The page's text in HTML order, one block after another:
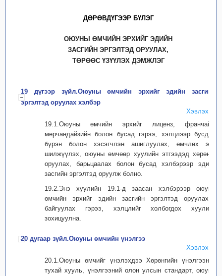
ДӨРӨВДҮГЭЭР БҮЛЭГ
ОЮУНЫ ӨМЧИЙН ЭРХИЙГ ЭДИЙН
ЗАСГИЙН ЭРГЭЛТЭД ОРУУЛАХ,
ТӨРӨӨС ҮЗҮҮЛЭХ ДЭМЖЛЭГ
19 дүгээр зүйл.Оюуны өмчийн эрхийг эдийн засгийн
эргэлтэд оруулах хэлбэр
Хэвлэх
19.1.Оюуны өмчийн эрхийг лиценз, франчайз,
мерчандайзийн болон бусад гэрээ, хэлцлээр бусдад
бүрэн болон хэсэгчлэн ашиглуулах, өмчлөх эрх
шилжүүлэх, оюуны өмчөөр хуулийн этгээдэд хөрөнгө
оруулах, барьцаалах болон бусад хэлбэрээр эдийн
засгийн эргэлтэд оруулж болно.
19.2.Энэ хуулийн 19.1-д заасан хэлбэрээр оюуны
өмчийн эрхийг эдийн засгийн эргэлтэд оруулахад
байгуулах гэрээ, хэлцлийг холбогдох хуулиар
зохицуулна.
20 дугаар зүйл.Оюуны өмчийн үнэлгээ
Хэвлэх
20.1.Оюуны өмчийг үнэлэхдээ Хөрөнгийн үнэлгээний
тухай хууль, үнэлгээний олон улсын стандарт, оюуны